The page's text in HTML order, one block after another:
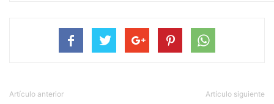
Artículo anterior Artículo siguiente